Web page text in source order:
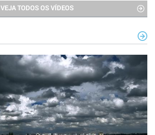
VEJA TODOS OS VÍDEOS